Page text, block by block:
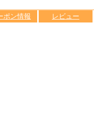
る
ポン情報 レビュー